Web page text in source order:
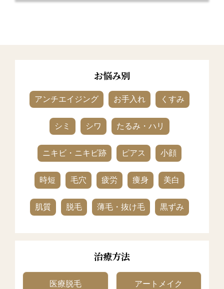
お悩み別
アンチエイジング お手入れ くすみ
シミ シワ たるみ・ハリ
ニキビ・ニキビ跡 ピアス 小顔
時短 毛穴 疲労 痩身 美白
肌質 脱毛 薄毛・抜け毛 黒ずみ
治療方法
医療脱毛 アートメイク